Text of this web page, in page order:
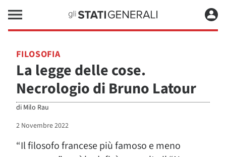
FILOSOFIA
La legge delle cose.
Necrologio di Bruno Latour
di Milo Rau
2 Novembre 2022
“Il filosofo francese più famoso e meno